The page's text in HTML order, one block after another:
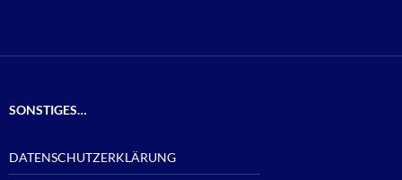
SONSTIGES…
DATENSCHUTZERKLÄRUNG